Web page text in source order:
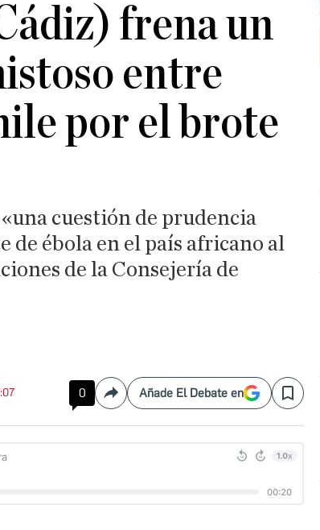
frena un
entre
por el brote
cuestión de prudencia
de ébola en el país africano al
de la Consejería de
0 CompartirAñade El Debate en Save